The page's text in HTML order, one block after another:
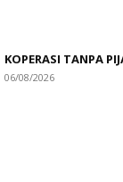
KOPERASI TANPA
06/08/2026